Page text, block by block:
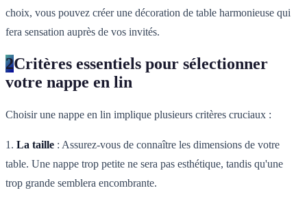
choix, vous pouvez créer une décoration de table harmonieuse qui
fera sensation auprès de vos invités.
2Critères essentiels pour sélectionner
votre nappe en lin
Choisir une nappe en lin implique plusieurs critères cruciaux :
1. La taille : Assurez-vous de connaître les dimensions de votre
table. Une nappe trop petite ne sera pas esthétique, tandis qu'une
trop grande semblera encombrante.